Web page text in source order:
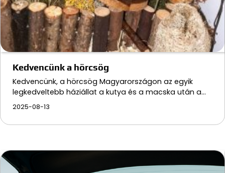
Kedvencünk a hörcsög
Kedvencünk, a hörcsög Magyarországon az egyik
legkedveltebb háziállat a kutya és a macska után a…
2025-08-13